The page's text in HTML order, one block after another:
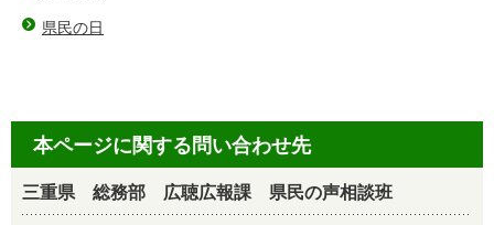
県民の日
本ページに関する問い合わせ先
三重県 総務部 広聴広報課 県民の声相談班